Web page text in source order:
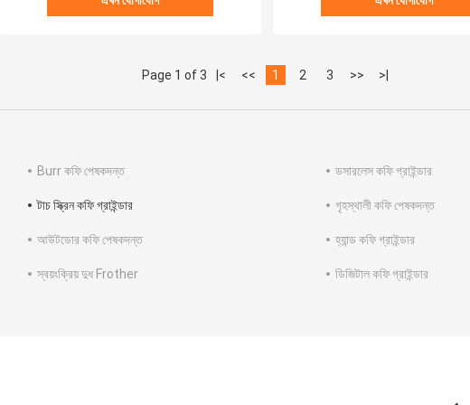
Page 1 of 3 |< << 1 2 3 >> >|
Burr কফি পেষকদন্ত ডসারলেস কফি গ্রাইন্ডার
টাচ স্ক্রিন কফি গ্রাইন্ডার গৃহস্থালী কফি পেষকদন্ত
আউটডোর কফি পেষকদন্ত হ্যান্ড কফি গ্রাইন্ডার
স্বয়ংক্রিয় দুধ Frother ডিজিটাল কফি গ্রাইন্ডার